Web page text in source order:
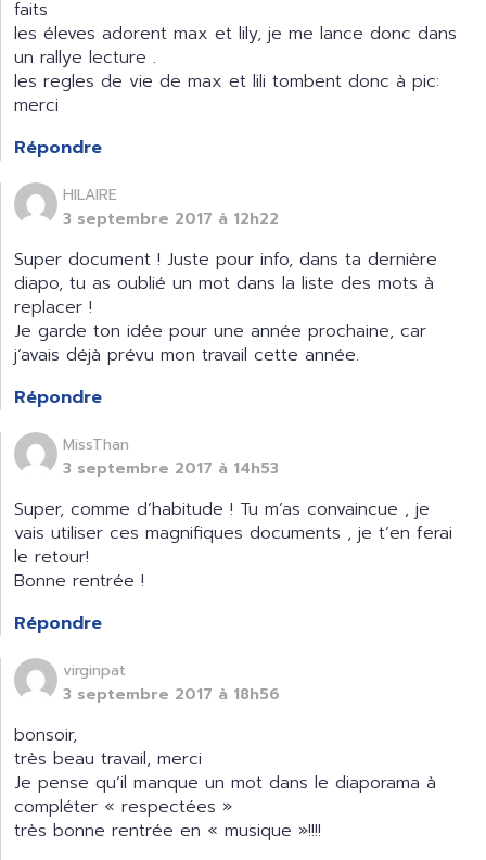
faits
les éleves adorent max et lily, je me lance donc dans
un rallye lecture .
les regles de vie de max et lili tombent donc à pic:
merci
Répondre
HILAIRE
3 septembre 2017 à 12h22
Super document ! Juste pour info, dans ta dernière
diapo, tu as oublié un mot dans la liste des mots à
replacer !
Je garde ton idée pour une année prochaine, car
j’avais déjà prévu mon travail cette année.
Répondre
MissThan
3 septembre 2017 à 14h53
Super, comme d’habitude ! Tu m’as convaincue , je
vais utiliser ces magnifiques documents , je t’en ferai
le retour!
Bonne rentrée !
Répondre
virginpat
3 septembre 2017 à 18h56
bonsoir,
très beau travail, merci
Je pense qu’il manque un mot dans le diaporama à
compléter « respectées »
très bonne rentrée en « musique »!!!!